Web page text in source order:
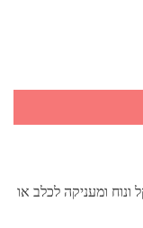
ומעניקה לכלב או